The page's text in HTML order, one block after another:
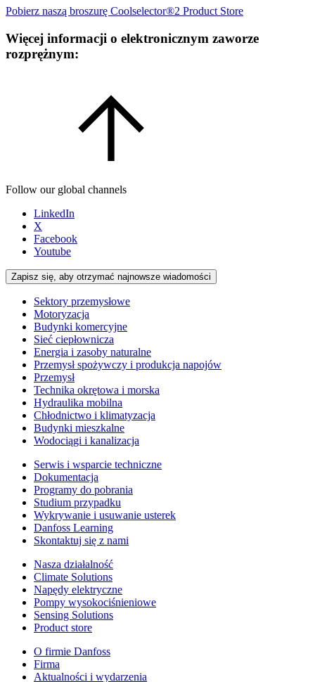
Pobierz naszą broszurę Coolselector®2 Product Store
Więcej informacji o elektronicznym zaworze
rozprężnym:
Follow our global channels
LinkedIn
X
Facebook
Youtube
Zapisz się, aby otrzymać najnowsze wiadomości
Sektory przemysłowe
Motoryzacja
Budynki komercyjne
Sieć ciepłownicza
Energia i zasoby naturalne
Przemysł spożywczy i produkcja napojów
Przemysł
Technika okrętowa i morska
Hydraulika mobilna
Chłodnictwo i klimatyzacja
Budynki mieszkalne
Wodociągi i kanalizacja
Serwis i wsparcie techniczne
Dokumentacja
Programy do pobrania
Studium przypadku
Wykrywanie i usuwanie usterek
Danfoss Learning
Skontaktuj się z nami
Nasza działalność
Climate Solutions
Napędy elektryczne
Pompy wysokociśnieniowe
Sensing Solutions
Product store
O firmie Danfoss
Firma
Aktualności i wydarzenia